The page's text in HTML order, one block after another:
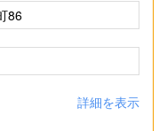
86
詳細を表示